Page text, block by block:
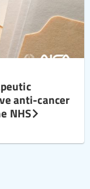
anti-cancer
NHS